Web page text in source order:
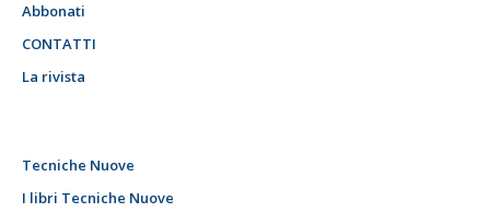
Abbonati
CONTATTI
La rivista
Tecniche Nuove
I libri Tecniche Nuove